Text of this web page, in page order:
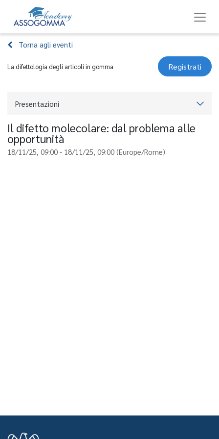
Torna agli eventi
La difettologia degli articoli in gomma Registrati
Presentazioni
Il difetto molecolare: dal problema alle
opportunità
18/11/25, 09:00 - 18/11/25, 09:00 (Europe/Rome)